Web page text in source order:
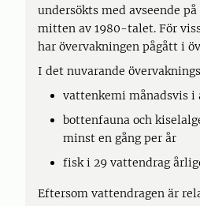
undersökts med avseende
mitten av 1980-talet. För
har övervakningen pågått i
I det nuvarande
vattenkemi månadsvis i
bottenfauna och
minst en gång per år
fisk i 29 vattendrag
Eftersom vattendragen är